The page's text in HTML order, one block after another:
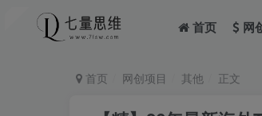
首页 网
首页 网创项目 其他 正文